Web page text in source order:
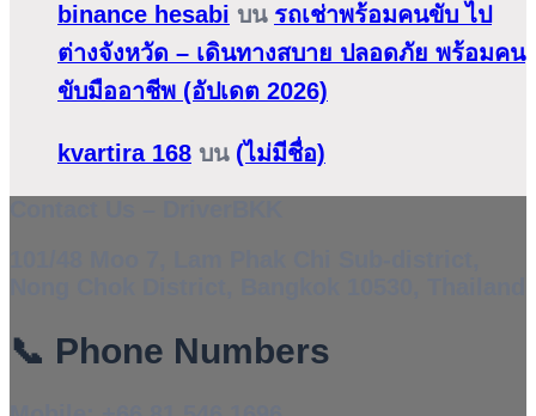
binance hesabi บน รถเช่าพร้อมคนขับ ไป
ต่างจังหวัด – เดินทางสบาย ปลอดภัย พร้อมคน
ขับมืออาชีพ (อัปเดต 2026)
kvartira 168 บน (ไม่มีชื่อ)
📞 Phone Numbers